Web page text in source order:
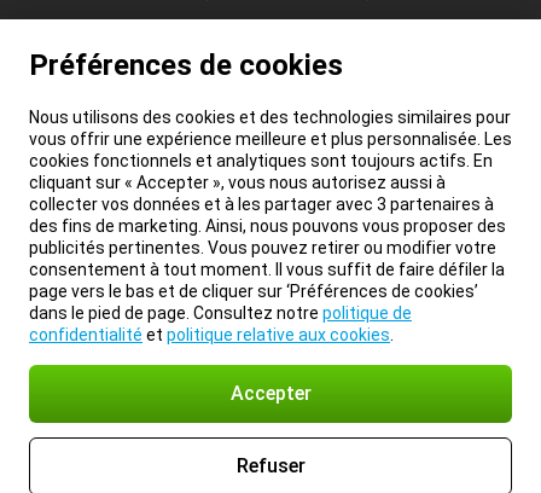
Préférences de cookies
Nous utilisons des cookies et des technologies similaires pour
vous offrir une expérience meilleure et plus personnalisée. Les
cookies fonctionnels et analytiques sont toujours actifs. En
cliquant sur « Accepter », vous nous autorisez aussi à
collecter vos données et à les partager avec 3 partenaires à
des fins de marketing. Ainsi, nous pouvons vous proposer des
publicités pertinentes. Vous pouvez retirer ou modifier votre
consentement à tout moment. Il vous suffit de faire défiler la
page vers le bas et de cliquer sur ‘Préférences de cookies’
dans le pied de page. Consultez notre politique de
confidentialité et politique relative aux cookies
Accepter
Refuser